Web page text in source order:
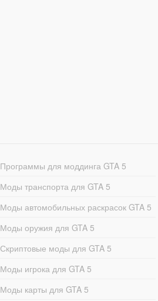
Программы для моддинга GTA 5
Моды транспорта для GTA 5
Моды автомобильных раскрасок GTA 5
Моды оружия для GTA 5
Скриптовые моды для GTA 5
Моды игрока для GTA 5
Моды карты для GTA 5